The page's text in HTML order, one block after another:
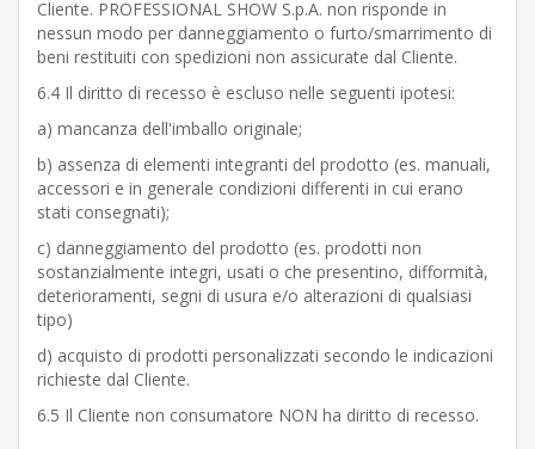
Cliente. PROFESSIONAL SHOW S.p.A. non risponde in
nessun modo per danneggiamento o furto/smarrimento di
beni restituiti con spedizioni non assicurate dal Cliente.
6.4 Il diritto di recesso è escluso nelle seguenti ipotesi:
a) mancanza dell'imballo originale;
b) assenza di elementi integranti del prodotto (es. manuali,
accessori e in generale condizioni differenti in cui erano
stati consegnati);
c) danneggiamento del prodotto (es. prodotti non
sostanzialmente integri, usati o che presentino, difformità,
deterioramenti, segni di usura e/o alterazioni di qualsiasi
tipo)
d) acquisto di prodotti personalizzati secondo le indicazioni
richieste dal Cliente.
6.5 Il Cliente non consumatore NON ha diritto di recesso.